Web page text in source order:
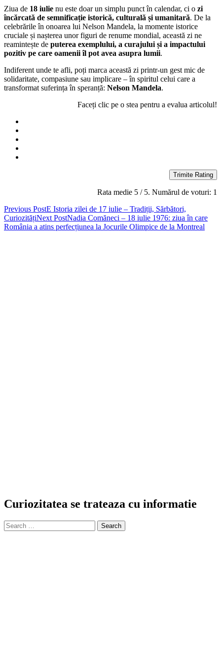
Ziua de 18 iulie nu este doar un simplu punct în calendar, ci o zi
încărcată de semnificație istorică, culturală și umanitară. De la
celebrările în onoarea lui Nelson Mandela, la momente istorice
cruciale și nașterea unor figuri de renume mondial, această zi ne
reamintește de puterea exemplului, a curajului și a impactului
pozitiv pe care oamenii îl pot avea asupra lumii.
Indiferent unde te afli, poți marca această zi printr-un gest mic de
solidaritate, compasiune sau implicare – în spiritul celui care a
transformat suferința în speranță: Nelson Mandela.
Faceți clic pe o stea pentru a evalua articolul!
Trimite Rating
Rata medie 5 / 5. Numărul de voturi: 1
Post
navigation
Previous PostE Istoria zilei de 17 iulie – Tradiții, Sărbători,
CuriozitățiNext PostNadia Comăneci – 18 iulie 1976: ziua în care
România a atins perfecțiunea la Jocurile Olimpice de la Montreal
Curiozitatea se trateaza cu informatie
Search
for: